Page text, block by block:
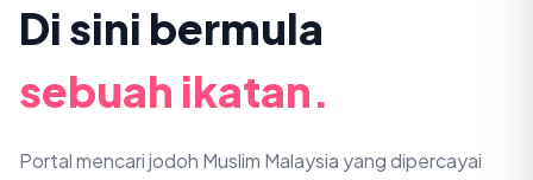
Di sini bermula
sebuah ikatan.
Portal mencari jodoh Muslim Malaysia yang dipercayai